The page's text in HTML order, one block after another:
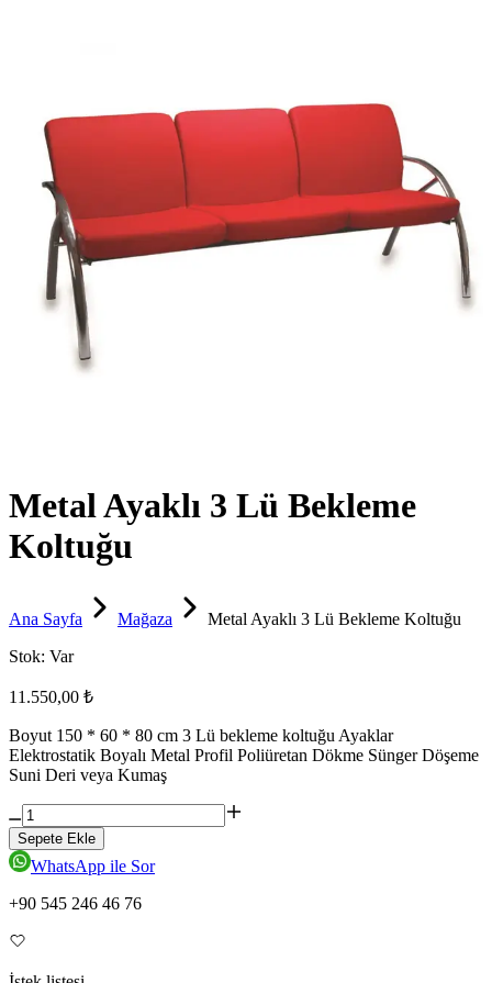
Metal Ayaklı 3 Lü Bekleme
Koltuğu
Ana Sayfa Mağaza
Metal Ayaklı 3 Lü Bekleme Koltuğu
Stok: Var
11.550,00 ₺
Boyut 150 * 60 * 80 cm 3 Lü bekleme koltuğu Ayaklar
Elektrostatik Boyalı Metal Profil Poliüretan Dökme Sünger Döşeme
Suni Deri veya Kumaş
Sepete Ekle
WhatsApp ile Sor
+90 545 246 46 76